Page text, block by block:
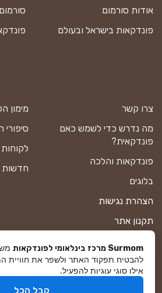
צרו קשר
מה נדרש כדי לשמש כאם
פונדקאית?
פונדקאות והלכה
בלוגים
הצהרת נגישות
תקנון אתר
מפת אתר
מימון
סיפורי
חדשות
אודות סורמום
פונדקאות בישראל ובעולם
Surmom מרכז בינלאומי לפונדקאות
להבטיח תפקוד האתר ולשפר את
אילו סוגי עוגיות להפעיל.
קבל הכל